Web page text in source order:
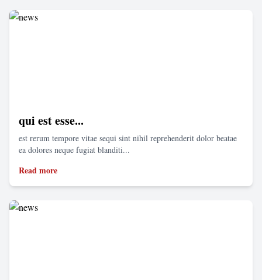
qui est esse...
est rerum tempore vitae sequi sint nihil reprehenderit dolor beatae
ea dolores neque fugiat blanditi...
Read more